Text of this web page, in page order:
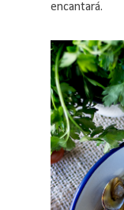
encantará.